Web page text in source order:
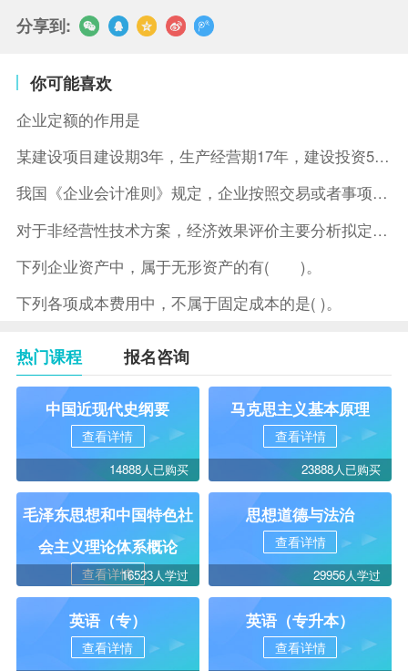
分享到:
你可能喜欢
企业定额的作用是
某建设项目建设期3年，生产经营期17年，建设投资5500万元
我国《企业会计准则》规定，企业按照交易或者事项的经济特征确定
对于非经营性技术方案，经济效果评价主要分析拟定方案的( )。
下列企业资产中，属于无形资产的有( )。
下列各项成本费用中，不属于固定成本的是( )。
热门课程 报名咨询
中国近现代史纲要
查看详情
14888人已购买
马克思主义基本原理
查看详情
23888人已购买
毛泽东思想和中国特色社
会主义理论体系概论
查看详情16523人学过
思想道德与法治
查看详情
29956人学过
英语（专）
查看详情
英语（专升本）
查看详情